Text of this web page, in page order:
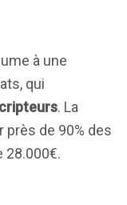
à une
qui
. La
de 90% des
28.000€.